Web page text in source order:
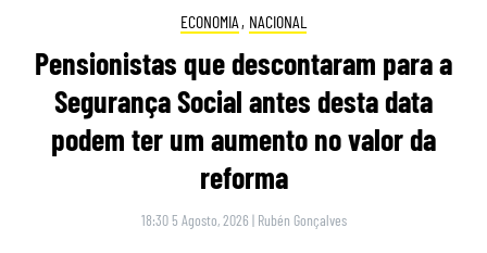
ECONOMIA , NACIONAL
Pensionistas que descontaram para a
Segurança Social antes desta data
podem ter um aumento no valor da
reforma
18:30 5 Agosto, 2026 | Rubén Gonçalves